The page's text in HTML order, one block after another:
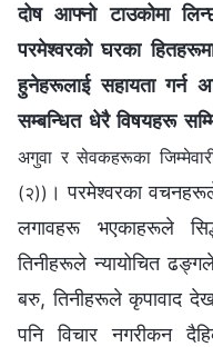
दोष आफ्नो टाउकोमा
परमेश्‍वरको घरका
हुनेहरूलाई सहायता गर्न
सम्बन्धित धेरै विषयहरू
अगुवा र सेवकहरूका
(२)) । परमेश्‍वरका
लगावहरू भएकाहरूले
तिनीहरूले न्यायोचित
बरु, तिनीहरूले कृपावाद
पनि विचार नगरीकन